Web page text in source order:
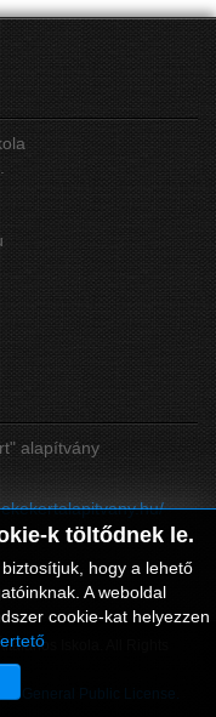
k töltődnek le.
hogy a lehető
A weboldal
cookie-kat helyezzen
alapítvány
Iskola. All Rights
General Public License.